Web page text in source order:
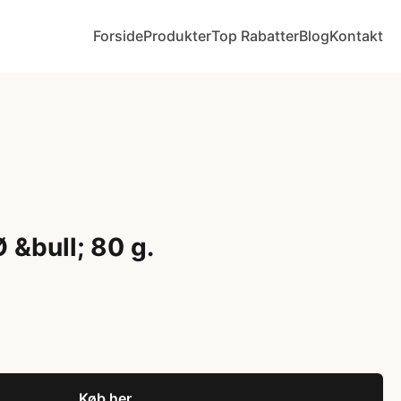
ForsideProdukterTop RabatterBlogKontakt
&bull; 80 g.